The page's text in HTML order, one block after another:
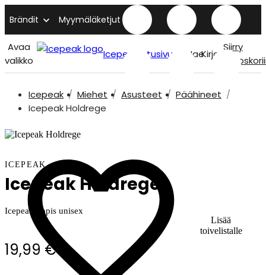
Brändit Myymäläketjut
Avaa
valikko
Icepeak etusivu HaeKirjaudu
Siirry
Icepeak Miehet Asusteet
Päähineet
Icepeak Holdrege
Lisää
toivelistalle
ICEPEAK
Icepeak Holdrege
Icepeak lippis unisex
19,99 €